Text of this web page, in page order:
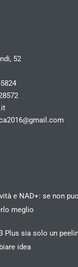
52
e NAD+: se non
meglio
Plus sia solo un
idea